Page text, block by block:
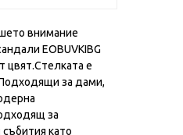
внимание
EOBUVKIBG
цвят.Стелката е
за дами,
за
като